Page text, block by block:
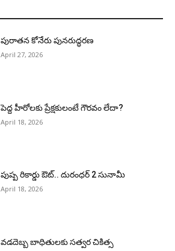
పురాత‌న కోనేరు పున‌రుద్ధ‌ర‌ణ
April 27, 2026
పెద్ద హీరోల‌కు ప్రేక్ష‌కులంటే గౌర‌వం లేదా?
April 18, 2026
పుష్ప రికార్డు ఔట్‌.. దురంధ‌ర్ 2 సునామీ
April 18, 2026
వడదెబ్బ బాధితులకు సత్వర చికిత్స